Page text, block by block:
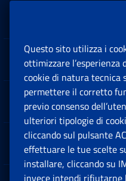
Sedi e Contatti
Software
Note Legali
Questo sito utilizza i
ottimizzare l’esperienza
cookie di natura tecnica
permettere il corretto
previo consenso
ulteriori tipologie di
cliccando sul pulsante
effettuare le tue scelte
installare, cliccando su
invece intendi rifiutarne